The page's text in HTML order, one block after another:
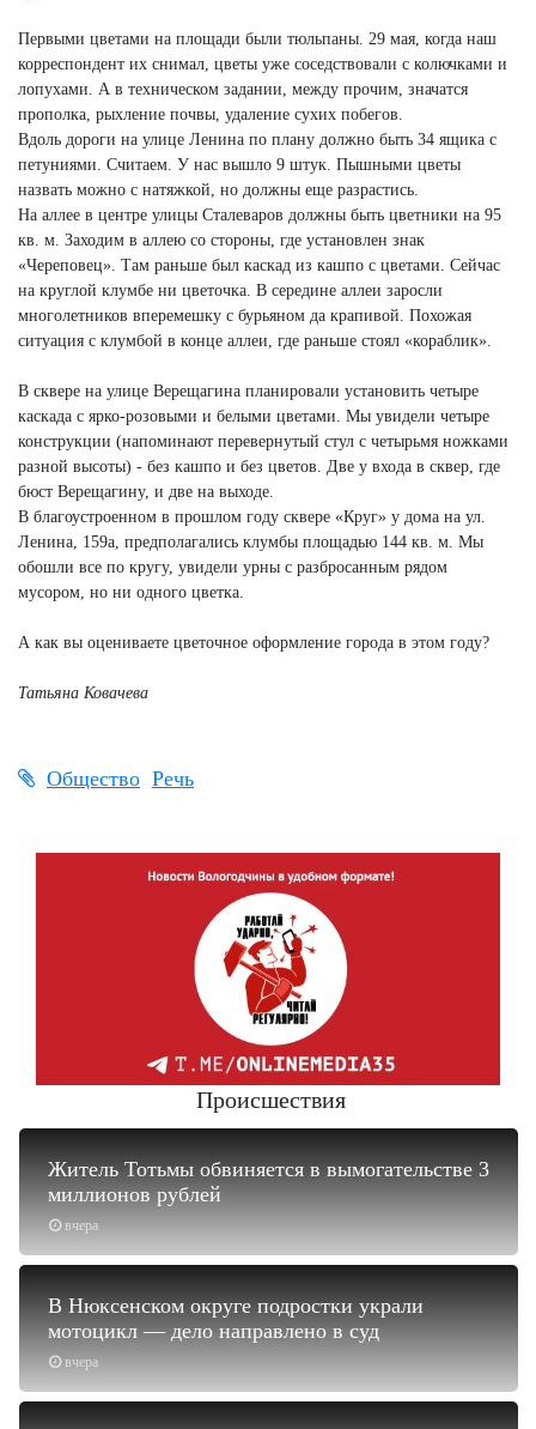
Первыми цветами на площади были тюльпаны. 29 мая, когда наш
корреспондент их снимал, цветы уже соседствовали с колючками и
лопухами. А в техническом задании, между прочим, значатся
прополка, рыхление почвы, удаление сухих побегов.
Вдоль дороги на улице Ленина по плану должно быть 34 ящика с
петуниями. Считаем. У нас вышло 9 штук. Пышными цветы
назвать можно с натяжкой, но должны еще разрастись.
На аллее в центре улицы Сталеваров должны быть цветники на 95
кв. м. Заходим в аллею со стороны, где установлен знак
«Череповец». Там раньше был каскад из кашпо с цветами. Сейчас
на круглой клумбе ни цветочка. В середине аллеи заросли
многолетников вперемешку с бурьяном да крапивой. Похожая
ситуация с клумбой в конце аллеи, где раньше стоял «кораблик».
В сквере на улице Верещагина планировали установить четыре
каскада с ярко-розовыми и белыми цветами. Мы увидели четыре
конструкции (напоминают перевернутый стул с четырьмя ножками
разной высоты) - без кашпо и без цветов. Две у входа в сквер, где
бюст Верещагину, и две на выходе.
В благоустроенном в прошлом году сквере «Круг» у дома на ул.
Ленина, 159а, предполагались клумбы площадью 144 кв. м. Мы
обошли все по кругу, увидели урны с разбросанным рядом
мусором, но ни одного цветка.
А как вы оцениваете цветочное оформление города в этом году?
Татьяна Ковачева
Общество Речь
Происшествия
вчера
Житель Тотьмы обвиняется в вымогательстве 3
миллионов рублей
вчера
В Нюксенском округе подростки украли
мотоцикл — дело направлено в суд